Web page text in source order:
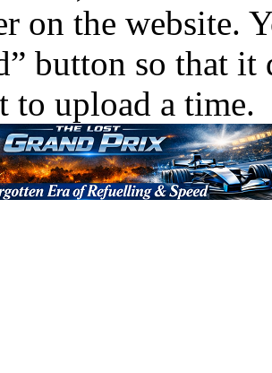
on the website.
button so that
to upload a time.